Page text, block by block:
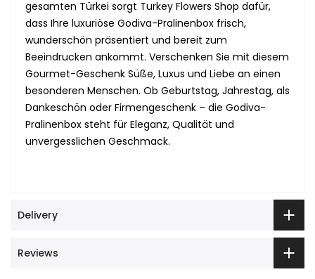
gesamten Türkei sorgt Turkey Flowers Shop dafür,
dass Ihre luxuriöse Godiva-Pralinenbox frisch,
wunderschön präsentiert und bereit zum
Beeindrucken ankommt. Verschenken Sie mit diesem
Gourmet-Geschenk Süße, Luxus und Liebe an einen
besonderen Menschen. Ob Geburtstag, Jahrestag, als
Dankeschön oder Firmengeschenk – die Godiva-
Pralinenbox steht für Eleganz, Qualität und
unvergesslichen Geschmack.
Delivery
Reviews